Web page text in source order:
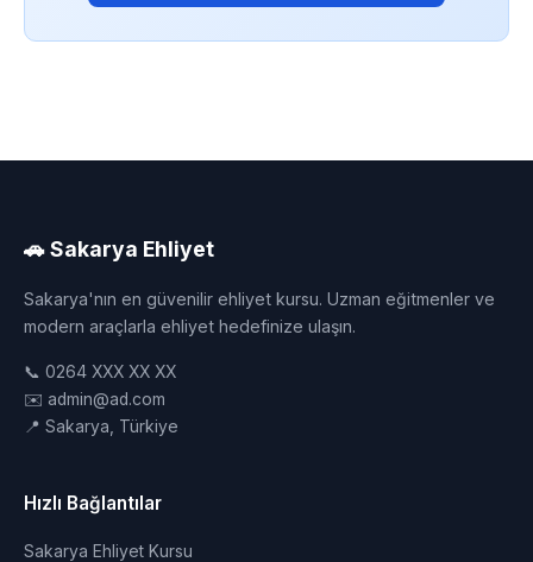
🚗 Sakarya Ehliyet
Sakarya'nın en güvenilir ehliyet kursu. Uzman eğitmenler ve
modern araçlarla ehliyet hedefinize ulaşın.
📞 0264 XXX XX XX
✉️ admin@ad.com
📍 Sakarya, Türkiye
Hızlı Bağlantılar
Sakarya Ehliyet Kursu